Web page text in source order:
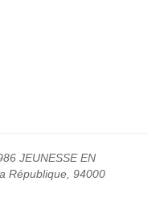
JEUNESSE EN
République, 94000